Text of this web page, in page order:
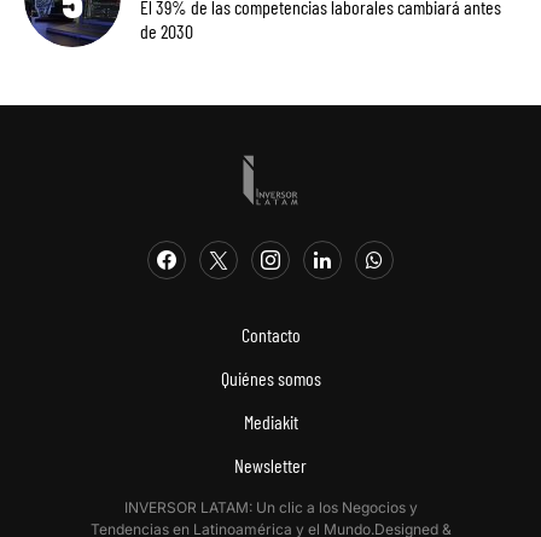
El 39% de las competencias laborales cambiará antes
de 2030
Contacto
Quiénes somos
Mediakit
Newsletter
INVERSOR LATAM: Un clic a los Negocios y
Tendencias en Latinoamérica y el Mundo.Designed &